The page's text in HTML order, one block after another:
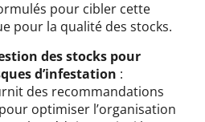
pour cibler cette
pour la qualité des stocks.
des stocks pour
d’infestation :
des recommandations
optimiser l’organisation